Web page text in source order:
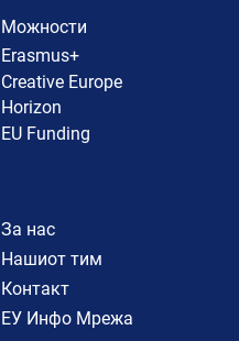
Можности
Erasmus+
Creative Europe
Horizon
EU Funding
За нас
Нашиот тим
Контакт
ЕУ Инфо Мрежа